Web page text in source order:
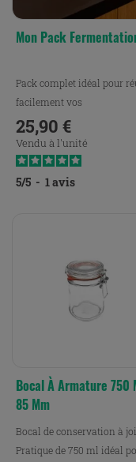
Mon Pack
Pack complet idéal pour
facilement vos
lactofermentations maison.
Prix
25,90 €
Vendu à l'unité
5/5 - 1avis
Bocal À Armature 750
85 Mm
Bocal de conservation à
Pratique de 750 ml idéal